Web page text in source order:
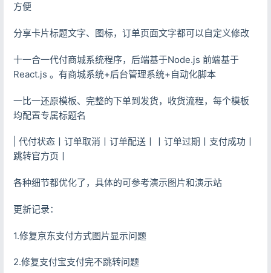
方便
分享卡片标题文字、图标，订单页面文字都可以自定义修改
十一合一代付商城系统程序，后端基于Node.js 前端基于
React.js 。有商城系统+后台管理系统+自动化脚本
一比一还原模板、完整的下单到发货，收货流程，每个模板
均配置专属标题名
| 代付状态丨订单取消丨订单配送丨丨订单过期丨支付成功丨
跳转官方页丨
各种细节都优化了，具体的可参考演示图片和演示站
更新记录：
1.修复京东支付方式图片显示问题
2.修复支付宝支付完不跳转问题